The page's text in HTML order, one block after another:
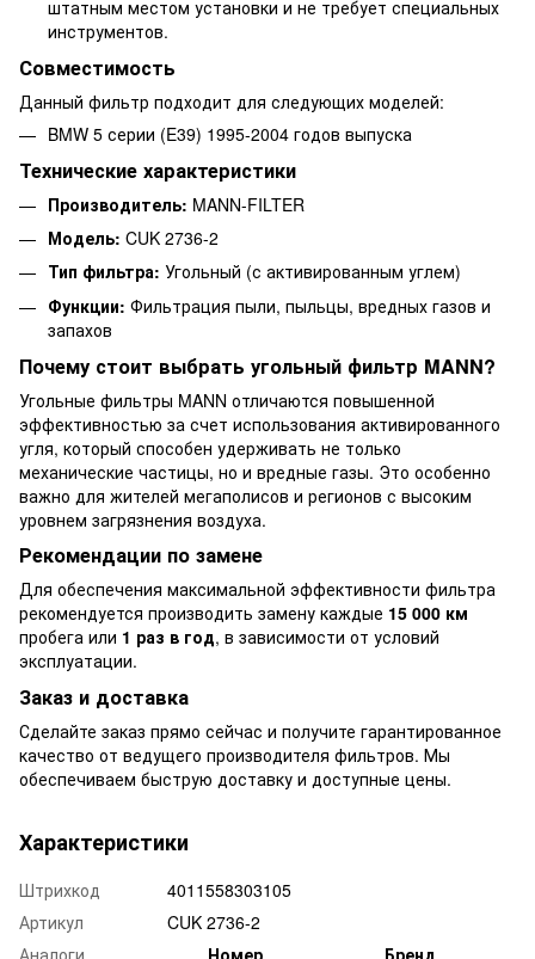
штатным местом установки и не требует специальных
инструментов.
Совместимость
Данный фильтр подходит для следующих моделей:
BMW 5 серии (E39) 1995-2004 годов выпуска
Технические характеристики
Производитель: MANN-FILTER
Модель: CUK 2736-2
Тип фильтра: Угольный (с активированным углем)
Функции: Фильтрация пыли, пыльцы, вредных газов и
запахов
Почему стоит выбрать угольный фильтр MANN?
Угольные фильтры MANN отличаются повышенной
эффективностью за счет использования активированного
угля, который способен удерживать не только
механические частицы, но и вредные газы. Это особенно
важно для жителей мегаполисов и регионов с высоким
уровнем загрязнения воздуха.
Рекомендации по замене
Для обеспечения максимальной эффективности фильтра
рекомендуется производить замену каждые 15 000 км
пробега или 1 раз в год, в зависимости от условий
эксплуатации.
Заказ и доставка
Сделайте заказ прямо сейчас и получите гарантированное
качество от ведущего производителя фильтров. Мы
обеспечиваем быструю доставку и доступные цены.
Характеристики
Штрихкод
4011558303105
Артикул
CUK 2736-2